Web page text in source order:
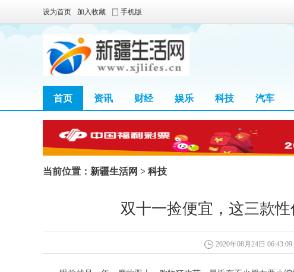
设为首页 加入收藏 手机版
首页 资讯 财经 娱乐 科技 汽车
区块链
当前位置： 新疆生活网 > 科技
双十一捡便宜，这三款
2020年08月24日 06:43:09